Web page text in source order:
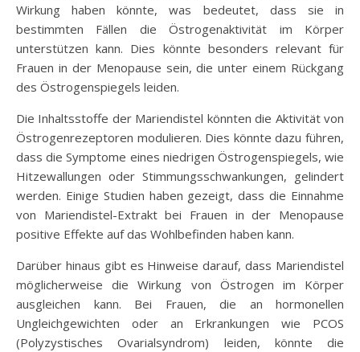
Wirkung haben könnte, was bedeutet, dass sie in
bestimmten Fällen die Östrogenaktivität im Körper
unterstützen kann. Dies könnte besonders relevant für
Frauen in der Menopause sein, die unter einem Rückgang
des Östrogenspiegels leiden.
Die Inhaltsstoffe der Mariendistel könnten die Aktivität von
Östrogenrezeptoren modulieren. Dies könnte dazu führen,
dass die Symptome eines niedrigen Östrogenspiegels, wie
Hitzewallungen oder Stimmungsschwankungen, gelindert
werden. Einige Studien haben gezeigt, dass die Einnahme
von Mariendistel-Extrakt bei Frauen in der Menopause
positive Effekte auf das Wohlbefinden haben kann.
Darüber hinaus gibt es Hinweise darauf, dass Mariendistel
möglicherweise die Wirkung von Östrogen im Körper
ausgleichen kann. Bei Frauen, die an hormonellen
Ungleichgewichten oder an Erkrankungen wie PCOS
(Polyzystisches Ovarialsyndrom) leiden, könnte die